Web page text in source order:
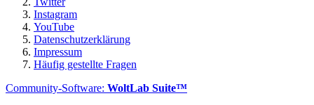
Instagram
YouTube
Datenschutzerklärung
Impressum
Häufig gestellte Fragen
Community-Software: WoltLab Suite™